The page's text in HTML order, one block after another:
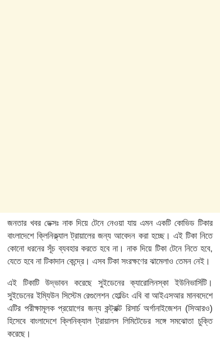
জনতার খবর ডেক্সঃ নাক দিয়ে টেনে নেওয়া যায় এমন একটি কোভিড টিকার
বাংলাদেশে ক্লিনিক্ল্যাল ট্রায়ালের জন্য আবেদন করা হচ্ছে। এই টিকা নিতে
কোনো ধরনের সূঁচ ব্যবহার করতে হবে না। নাক দিয়ে টিকা টেনে নিতে হবে,
যেতে হবে না টিকাদান কেন্দ্রে। এসব টিকা সংরক্ষণের ঝামেলাও তেমন নেই।
এই টিকাটি উদ্ভাবন করেছে সুইডেনের ক্যারোলিনস্কা ইউনিভার্সিটি।
সুইডেনের ইম্যিউন সিস্টেম রেগুলেশন হোল্ডিং এবি বা আইএসআর মানবদেশে
এটির পরীক্ষামূলক প্রয়োগের জন্য কন্ট্রাক্ট রিসার্চ অর্গানাইজেশন (সিআরও)
হিসেবে বাংলাদেশে ক্লিনিক্যাল ট্রায়ালস লিমিটেডের সঙ্গে সমঝোতা চুক্তি
করেছে।